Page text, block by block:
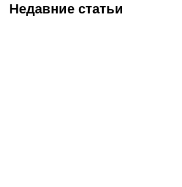
Недавние статьи